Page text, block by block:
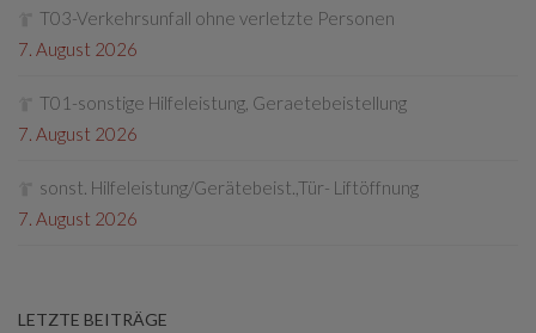
T03-Verkehrsunfall ohne verletzte Personen
7. August 2026
T01-sonstige Hilfeleistung, Geraetebeistellung
7. August 2026
sonst. Hilfeleistung/Gerätebeist.,Tür- Liftöffnung
7. August 2026
LETZTE BEITRÄGE